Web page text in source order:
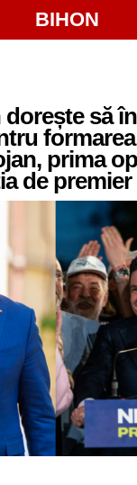
BIHON
să
prima
de premier